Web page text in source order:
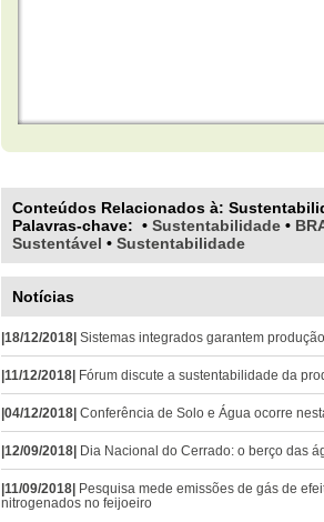
Conteúdos Relacionados à:
Palavras-chave: • Sustentabilidade •
Sustentável • Sustentabilidade
Notícias
|18/12/2018| Sistemas integrados garantem
|11/12/2018| Fórum discute a sustentabilidade da
|04/12/2018| Conferência de Solo e Água ocorre
|12/09/2018| Dia Nacional do Cerrado: o berço das
|11/09/2018| Pesquisa mede emissões de gás de
nitrogenados no feijoeiro